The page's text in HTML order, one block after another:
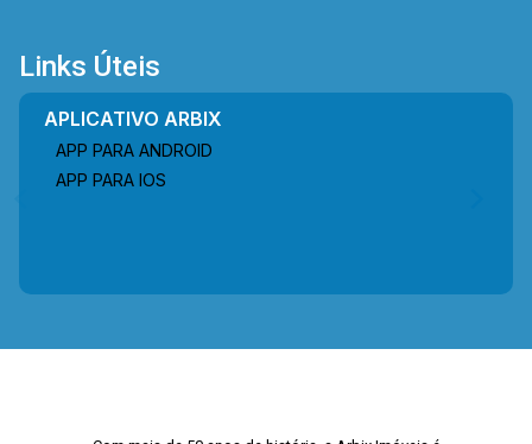
Links Úteis
APLICATIVO ARBIX
APP PARA ANDROID
APP PARA IOS